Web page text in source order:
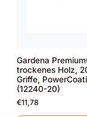
Gardena
trockenes Holz,
Griffe,
(12240-20)
€11,78